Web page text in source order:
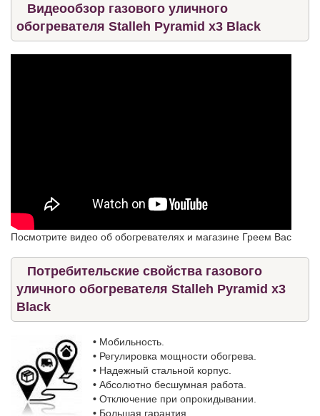
Видеообзор газового уличного
обогревателя Stalleh Pyramid x3 Black
Посмотрите видео об обогревателях и магазине Греем Вас
Потребительские свойства газового
уличного обогревателя Stalleh Pyramid x3
Black
• Мобильность.
• Регулировка мощности обогрева.
• Надежный стальной корпус.
• Абсолютно бесшумная работа.
• Отключение при опрокидывании.
• Большая гарантия.